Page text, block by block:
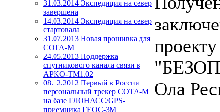
31.03.2014 Экспедиция на север
завершена
14.03.2014 Экспедиция на север
стартовала
31.07.2013 Новая прошивка для
СОТА-М
24.05.2013 Поддержка
спутникового канала связи в
APKO-TM1.02
08.12.2012 Первый в России
персональный трекер СОТА-М
на базе ГЛОНАСС/GPS-
приемника ГЕОС-3М
Ола